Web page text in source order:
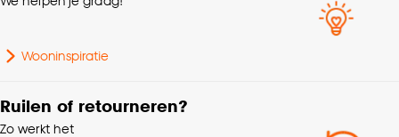
Wooninspiratie
Ruilen of retourneren?
Zo werkt het